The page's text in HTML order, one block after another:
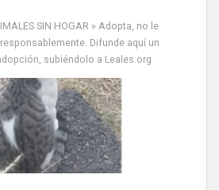
SIN HOGAR » Adopta, no le
Difunde aquí un
subiéndolo a Leales.org